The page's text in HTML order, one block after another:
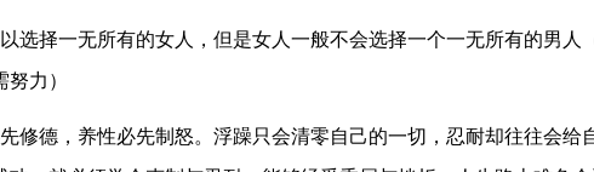
选择一无所有的女人，但是女人一般不会选择一个一无所有的男人
力）
修德，养性必先制怒。浮躁只会清零自己的一切，忍耐却往往会给